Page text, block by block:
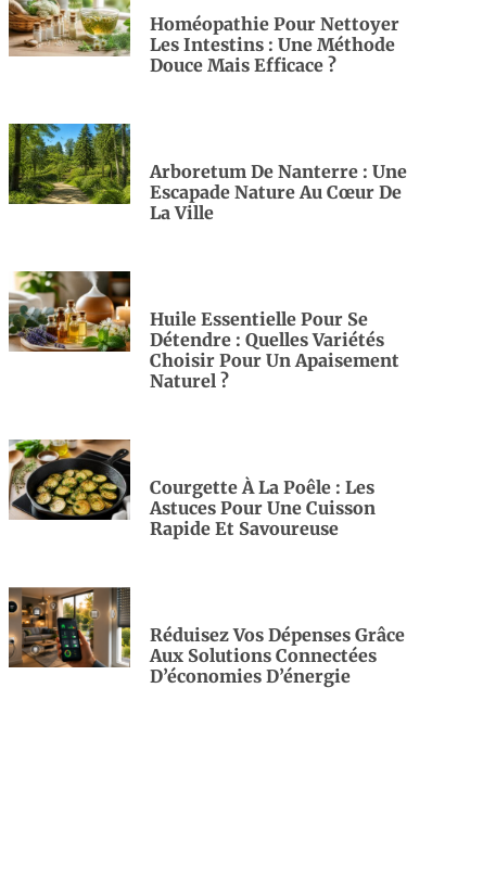
Homéopathie Pour Nettoyer
Les Intestins : Une Méthode
Douce Mais Efficace ?
Arboretum De Nanterre : Une
Escapade Nature Au Cœur De
La Ville
Huile Essentielle Pour Se
Détendre : Quelles Variétés
Choisir Pour Un Apaisement
Naturel ?
Courgette À La Poêle : Les
Astuces Pour Une Cuisson
Rapide Et Savoureuse
Réduisez Vos Dépenses Grâce
Aux Solutions Connectées
D’économies D’énergie